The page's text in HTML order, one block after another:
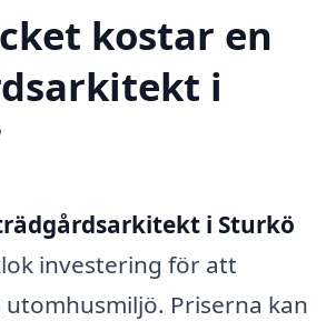
kostar en
i
i Sturkö
investering för att
Priserna kan